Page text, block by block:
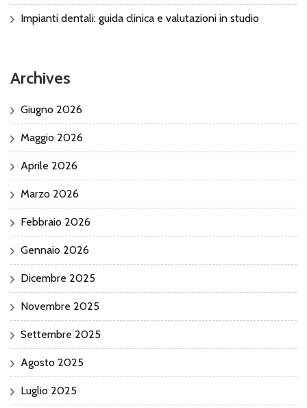
Impianti dentali: guida clinica e valutazioni in studio
Archives
Giugno 2026
Maggio 2026
Aprile 2026
Marzo 2026
Febbraio 2026
Gennaio 2026
Dicembre 2025
Novembre 2025
Settembre 2025
Agosto 2025
Luglio 2025